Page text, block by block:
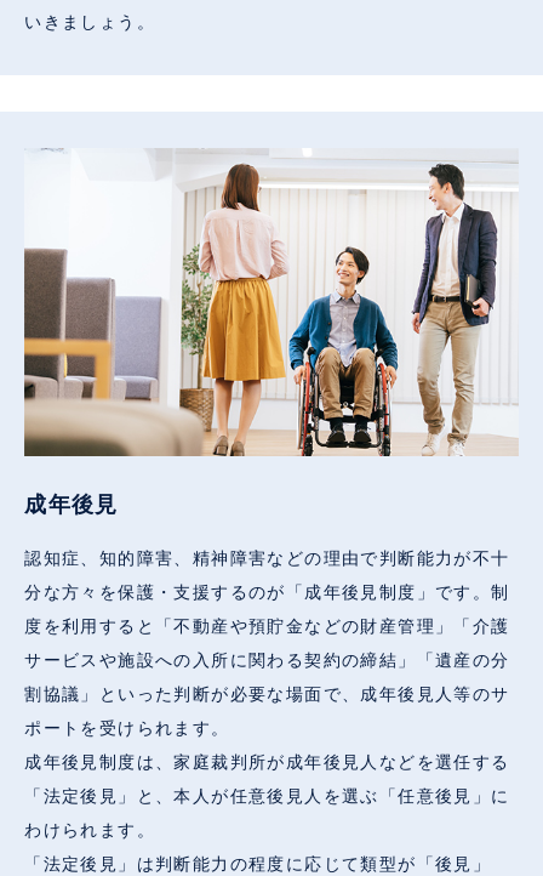
いきましょう。
成年後見
認知症、知的障害、精神障害などの理由で判断能力が不十
分な方々を保護・支援するのが「成年後見制度」です。制
度を利用すると「不動産や預貯金などの財産管理」「介護
サービスや施設への入所に関わる契約の締結」「遺産の分
割協議」といった判断が必要な場面で、成年後見人等のサ
ポートを受けられます。
成年後見制度は、家庭裁判所が成年後見人などを選任する
「法定後見」と、本人が任意後見人を選ぶ「任意後見」に
わけられます。
「法定後見」は判断能力の程度に応じて類型が「後見」